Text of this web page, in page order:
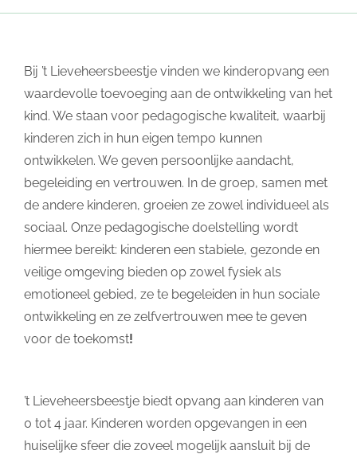
Bij ’t Lieveheersbeestje vinden we kinderopvang een
waardevolle toevoeging aan de ontwikkeling van het
kind. We staan voor pedagogische kwaliteit, waarbij
kinderen zich in hun eigen tempo kunnen
ontwikkelen. We geven persoonlijke aandacht,
begeleiding en vertrouwen. In de groep, samen met
de andere kinderen, groeien ze zowel individueel als
sociaal. Onze pedagogische doelstelling wordt
hiermee bereikt: kinderen een stabiele, gezonde en
veilige omgeving bieden op zowel fysiek als
emotioneel gebied, ze te begeleiden in hun sociale
ontwikkeling en ze zelfvertrouwen mee te geven
voor de toekomst!
’t Lieveheersbeestje biedt opvang aan kinderen van
0 tot 4 jaar. Kinderen worden opgevangen in een
huiselijke sfeer die zoveel mogelijk aansluit bij de